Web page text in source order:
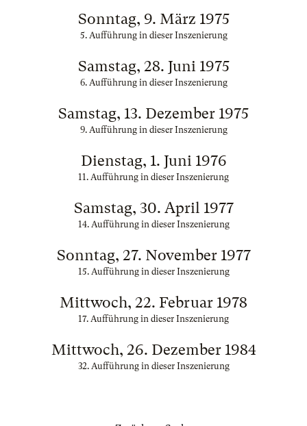
Sonntag, 9. März 1975
5. Aufführung in dieser Inszenierung
Samstag, 28. Juni 1975
6. Aufführung in dieser Inszenierung
Samstag, 13. Dezember 1975
9. Aufführung in dieser Inszenierung
Dienstag, 1. Juni 1976
11. Aufführung in dieser Inszenierung
Samstag, 30. April 1977
14. Aufführung in dieser Inszenierung
Sonntag, 27. November 1977
15. Aufführung in dieser Inszenierung
Mittwoch, 22. Februar 1978
17. Aufführung in dieser Inszenierung
Mittwoch, 26. Dezember 1984
32. Aufführung in dieser Inszenierung